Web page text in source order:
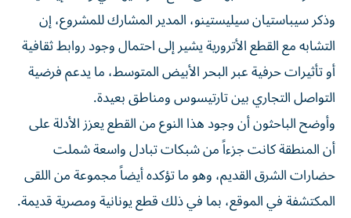
وذكر سيباستيان سيليستينو، المدير المشارك للمشروع، إن
التشابه مع القطع الأترورية يشير إلى احتمال وجود روابط ثقافية
أو تأثيرات حرفية عبر البحر الأبيض المتوسط، ما يدعم فرضية
التواصل التجاري بين تارتيسوس ومناطق بعيدة.
وأوضح الباحثون أن وجود هذا النوع من القطع يعزز الأدلة على
أن المنطقة كانت جزءاً من شبكات تبادل واسعة شملت
حضارات الشرق القديم، وهو ما تؤكده أيضاً مجموعة من اللقى
المكتشفة في الموقع، بما في ذلك قطع يونانية ومصرية قديمة.